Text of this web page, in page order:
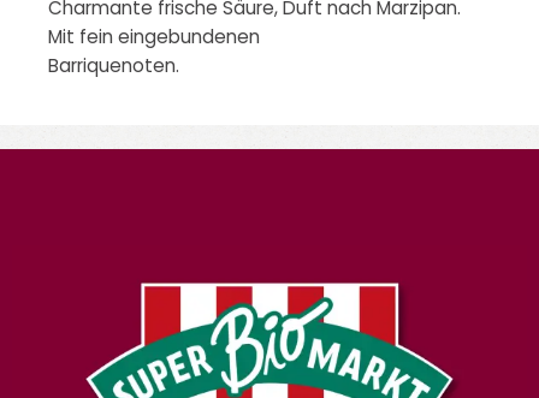
Charmante frische Säure, Duft nach Marzipan.
Mit fein eingebundenen
Barriquenoten.